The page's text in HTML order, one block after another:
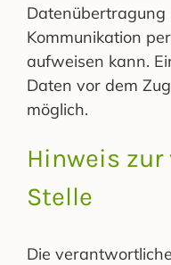
Datenübertragung
Kommunikation
aufweisen kann.
Daten vor dem
möglich.
Hinweis
Stelle
Die